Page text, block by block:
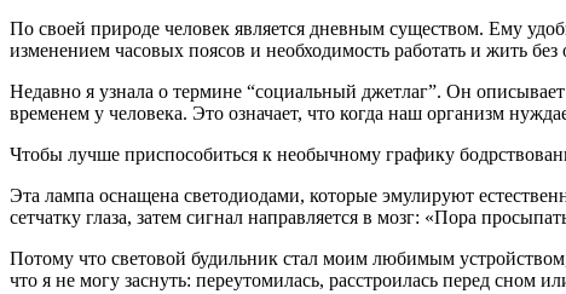
По своей природе человек является дневным существом. Ему
изменением часовых поясов и необходимость работать и жить
Недавно я узнала о термине “социальный джетлаг”. Он
временем у человека. Это означает, что когда наш организм
Чтобы лучше приспособиться к необычному графику
Эта лампа оснащена светодиодами, которые эмулируют
сетчатку глаза, затем сигнал направляется в мозг: «Пора
Потому что световой будильник стал моим любимым
что я не могу заснуть: переутомилась, расстроилась перед сном